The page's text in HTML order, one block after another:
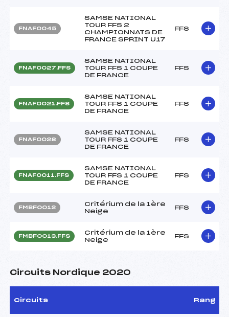
FNAF0045
SAMSE NATIONAL
TOUR FFS 2
CHAMPIONNATS DE
FRANCE SPRINT U17
FFS
FNAF0027.FFS
SAMSE NATIONAL
TOUR FFS 1 COUPE
DE FRANCE
FFS
FNAF0021.FFS
SAMSE NATIONAL
TOUR FFS 1 COUPE
DE FRANCE
FFS
FNAF0028
SAMSE NATIONAL
TOUR FFS 1 COUPE
DE FRANCE
FFS
FNAF0011.FFS
SAMSE NATIONAL
TOUR FFS 1 COUPE
DE FRANCE
FFS
FMBF0012
Critérium de la 1ère
Neige
FFS
FMBF0013.FFS
Critérium de la 1ère
Neige
FFS
Circuits Nordique 2020
Circuits Rang